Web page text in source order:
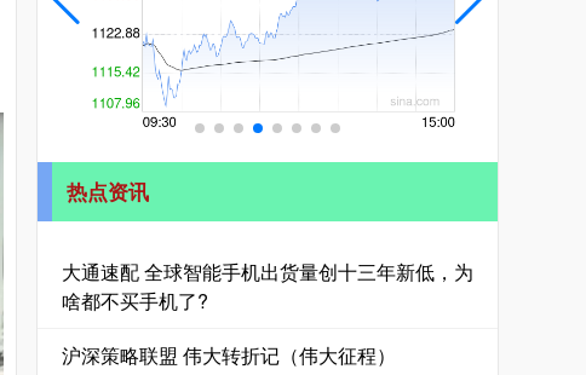
热点资讯
大通速配 全球智能手机出货量创十三年新低，为
啥都不买手机了?
沪深策略联盟 伟大转折记（伟大征程）